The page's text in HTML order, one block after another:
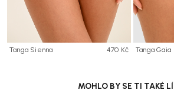
Tanga Sienna 470 Kč Tanga Gaia
MOHLO BY SE TI TAKÉ